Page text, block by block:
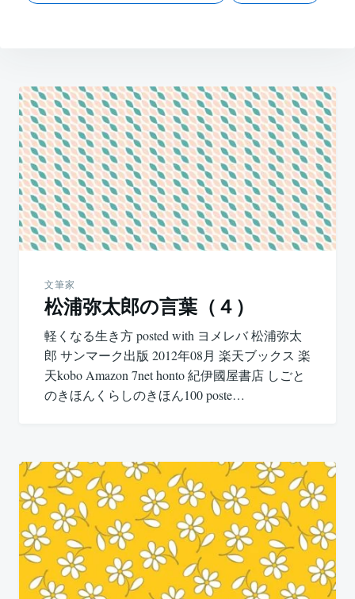
投
稿
ナ
ビ
ゲ
文筆家
松浦弥太郎の言葉（４）
軽くなる生き方 posted with ヨメレバ 松浦弥太
郎 サンマーク出版 2012年08月 楽天ブックス 楽
天kobo Amazon 7net honto 紀伊國屋書店 しごと
のきほんくらしのきほん100 poste…